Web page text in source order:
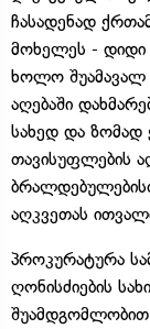
ჩასადენად
მოხელეს - დიდი
ხოლო შუამავალ
აღებაში
სახედ და ზომად
თავისუფლების
აღკვეთას
პროკურატურა
ღონისძიების